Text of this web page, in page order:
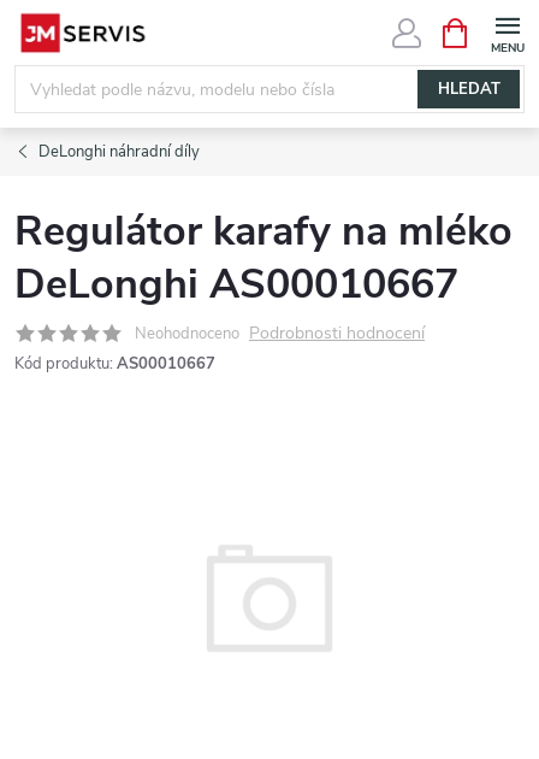
Přejít
obsah
HLEDAT
NÁKUPNÍ
KOŠÍK
DeLonghi náhradní díly
Regulátor karafy na mléko
DeLonghi AS00010667
Neohodnoceno Podrobnosti hodnocení
Kód produktu: AS00010667